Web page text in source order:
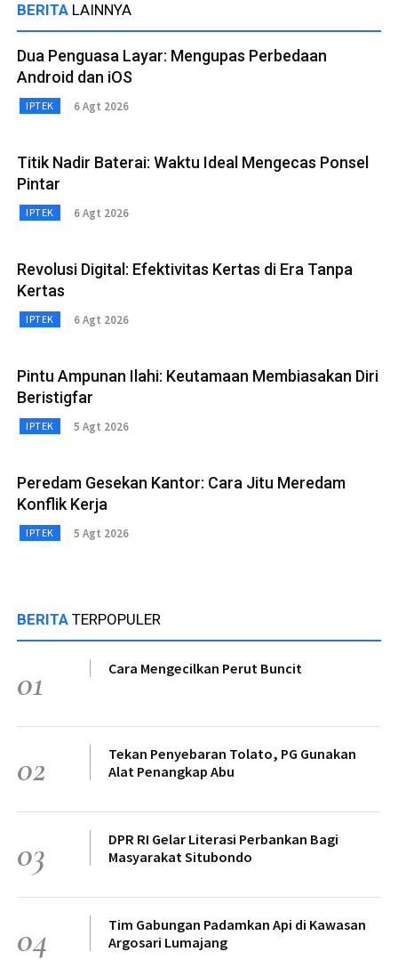
BERITA LAINNYA
Dua Penguasa Layar: Mengupas Perbedaan
Android dan iOS
IPTEK 6 Agt 2026
Titik Nadir Baterai: Waktu Ideal Mengecas Ponsel
Pintar
IPTEK 6 Agt 2026
Revolusi Digital: Efektivitas Kertas di Era Tanpa
Kertas
IPTEK 6 Agt 2026
Pintu Ampunan Ilahi: Keutamaan Membiasakan Diri
Beristigfar
IPTEK 5 Agt 2026
Peredam Gesekan Kantor: Cara Jitu Meredam
Konflik Kerja
IPTEK 5 Agt 2026
BERITA TERPOPULER
01 Cara Mengecilkan Perut Buncit
02
Tekan Penyebaran Tolato, PG Gunakan
Alat Penangkap Abu
03
DPR RI Gelar Literasi Perbankan Bagi
Masyarakat Situbondo
04
Tim Gabungan Padamkan Api di Kawasan
Argosari Lumajang